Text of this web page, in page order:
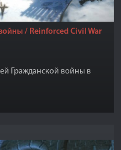
/ Reinforced Civil War
Гражданской войны в